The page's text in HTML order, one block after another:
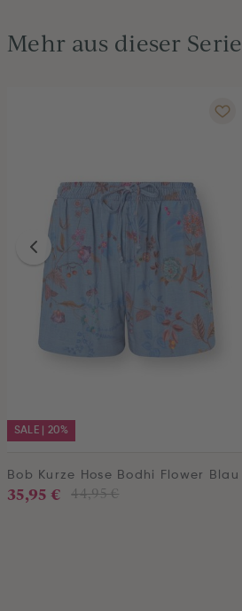
Mehr aus dieser Serie
SALE | 20%
Bob Kurze Hose Bodhi Flower Blau
44,95 €
35,95 €